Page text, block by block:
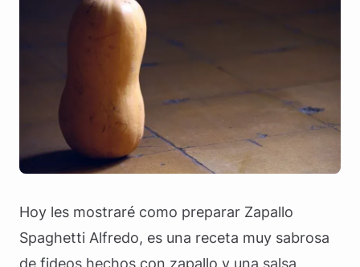
Hoy les mostraré como preparar Zapallo
Spaghetti Alfredo, es una receta muy sabrosa
de fideos hechos con zapallo y una salsa